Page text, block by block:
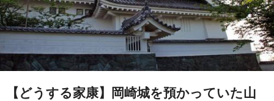
【どうする家康】岡崎城を預かっていた山